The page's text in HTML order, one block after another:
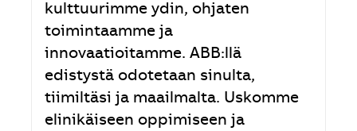
kulttuurimme ydin, ohjaten
toimintaamme ja
innovaatioitamme. ABB:llä
edistystä odotetaan sinulta,
tiimiltäsi ja maailmalta. Uskomme
elinikäiseen oppimiseen ja